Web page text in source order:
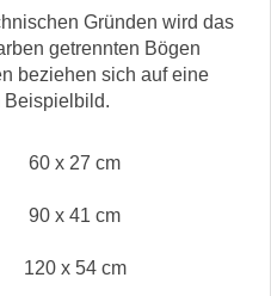
Gründen wird das
getrennten Bögen
beziehen sich auf eine
Beispielbild.
60 x 27 cm
90 x 41 cm
120 x 54 cm